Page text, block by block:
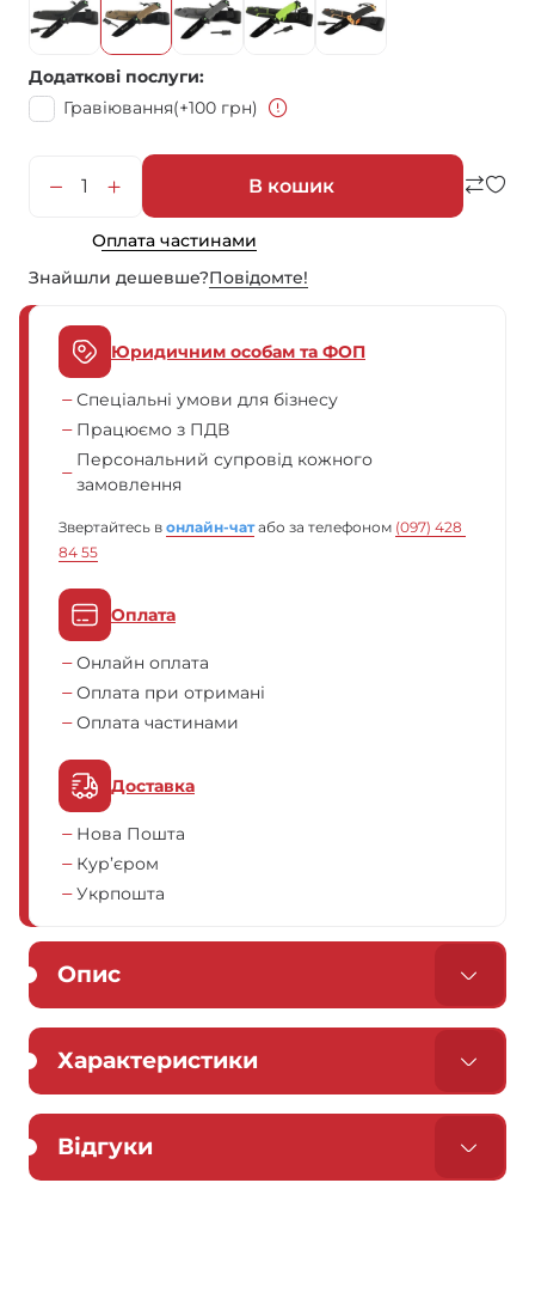
Додаткові послуги
Гравіювання(+100 грн)
В кошик
Оплата частинами
Знайшли дешевше?Повiдомте!
Юридичним особам та ФОП
Спеціальні умови для бізнесу
Працюємо з ПДВ
Персональний супровід кожного
замовлення
Звертайтесь в онлайн-чат або за телефоном (097) 428
84 55
Оплата
Онлайн оплата
Оплата при отримані
Оплата частинами
Доставка
Нова Пошта
Кур’єром
Укрпошта
Опис
Характеристики
Відгуки